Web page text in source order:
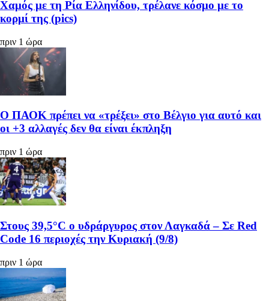
Χαμός με τη Ρία Ελληνίδου, τρέλανε κόσμο με το
κορμί της (pics)
πριν 1 ώρα
Ο ΠΑΟΚ πρέπει να «τρέξει» στο Βέλγιο για αυτό και
οι +3 αλλαγές δεν θα είναι έκπληξη
πριν 1 ώρα
Στους 39,5°C ο υδράργυρος στον Λαγκαδά – Σε Red
Code 16 περιοχές την Κυριακή (9/8)
πριν 1 ώρα